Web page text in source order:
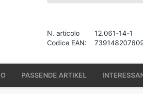
N. articolo
12.061-14-1
Codice EAN:
PASSENDE ARTIKEL